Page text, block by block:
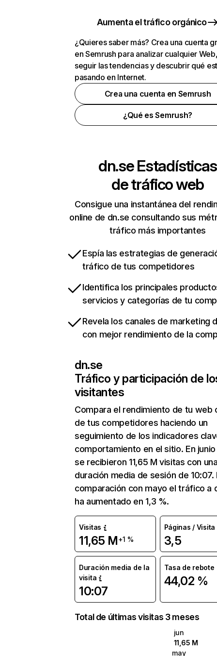
Aumenta el tráfico orgánico
¿Quieres saber más? Crea una cuenta
en Semrush para analizar cualquier
seguir las tendencias y descubrir qué
pasando en Internet.
Crea una cuenta en Semrush
¿Qué es Semrush?
dn.seEstadísticas
de tráfico web
Consigue una instantánea del
online de dn.se consultando sus
tráfico más importantes
Espía las estrategias de
tráfico de tus competidores
Identifica los principales
servicios y categorías de tu
Revela los canales de marketing
con mejor rendimiento de la
dn.se
Tráfico y participación de
visitantes
Compara el rendimiento de tu web
de tus competidores haciendo un
seguimiento de los indicadores
comportamiento en el sitio. En
se recibieron 11,65 M visitas con
duración media de sesión de 10:07.
comparación con mayo el tráfico a
ha aumentado en 1,3 %.
Visitas
11,65 M+1 %
Páginas / Visita
3,5
Duración media de la
visita
10:07
Tasa de rebote
44,02 %
Total de últimas visitas 3 meses
jun
11,65 M
may